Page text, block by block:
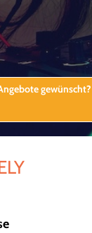
gewünscht?